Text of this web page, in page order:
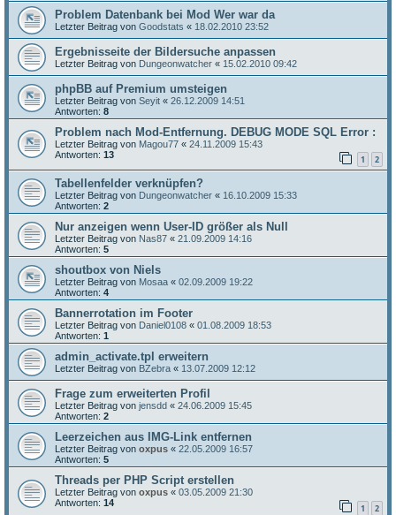
Problem Datenbank bei Mod Wer war da
Letzter Beitrag von Goodstats « 18.02.2010 23:52
Ergebnisseite der Bildersuche anpassen
Letzter Beitrag von Dungeonwatcher « 15.02.2010 09:42
phpBB auf Premium umsteigen
Letzter Beitrag von Seyit « 26.12.2009 14:51
Antworten: 8
Problem nach Mod-Entfernung. DEBUG MODE SQL Error :
Letzter Beitrag von Magou77 « 24.11.2009 15:43
Antworten: 13 1 2
Tabellenfelder verknüpfen?
Letzter Beitrag von Dungeonwatcher « 16.10.2009 15:33
Antworten: 2
Nur anzeigen wenn User-ID größer als Null
Letzter Beitrag von Nas87 « 21.09.2009 14:16
Antworten: 5
shoutbox von Niels
Letzter Beitrag von Mosaa « 02.09.2009 19:22
Antworten: 4
Bannerrotation im Footer
Letzter Beitrag von Daniel0108 « 01.08.2009 18:53
Antworten: 1
admin_activate.tpl erweitern
Letzter Beitrag von BZebra « 13.07.2009 12:12
Frage zum erweiterten Profil
Letzter Beitrag von jensdd « 24.06.2009 15:45
Antworten: 2
Leerzeichen aus IMG-Link entfernen
Letzter Beitrag von oxpus « 22.05.2009 16:57
Antworten: 5
Threads per PHP Script erstellen
Letzter Beitrag von oxpus « 03.05.2009 21:30
Antworten: 14 1 2